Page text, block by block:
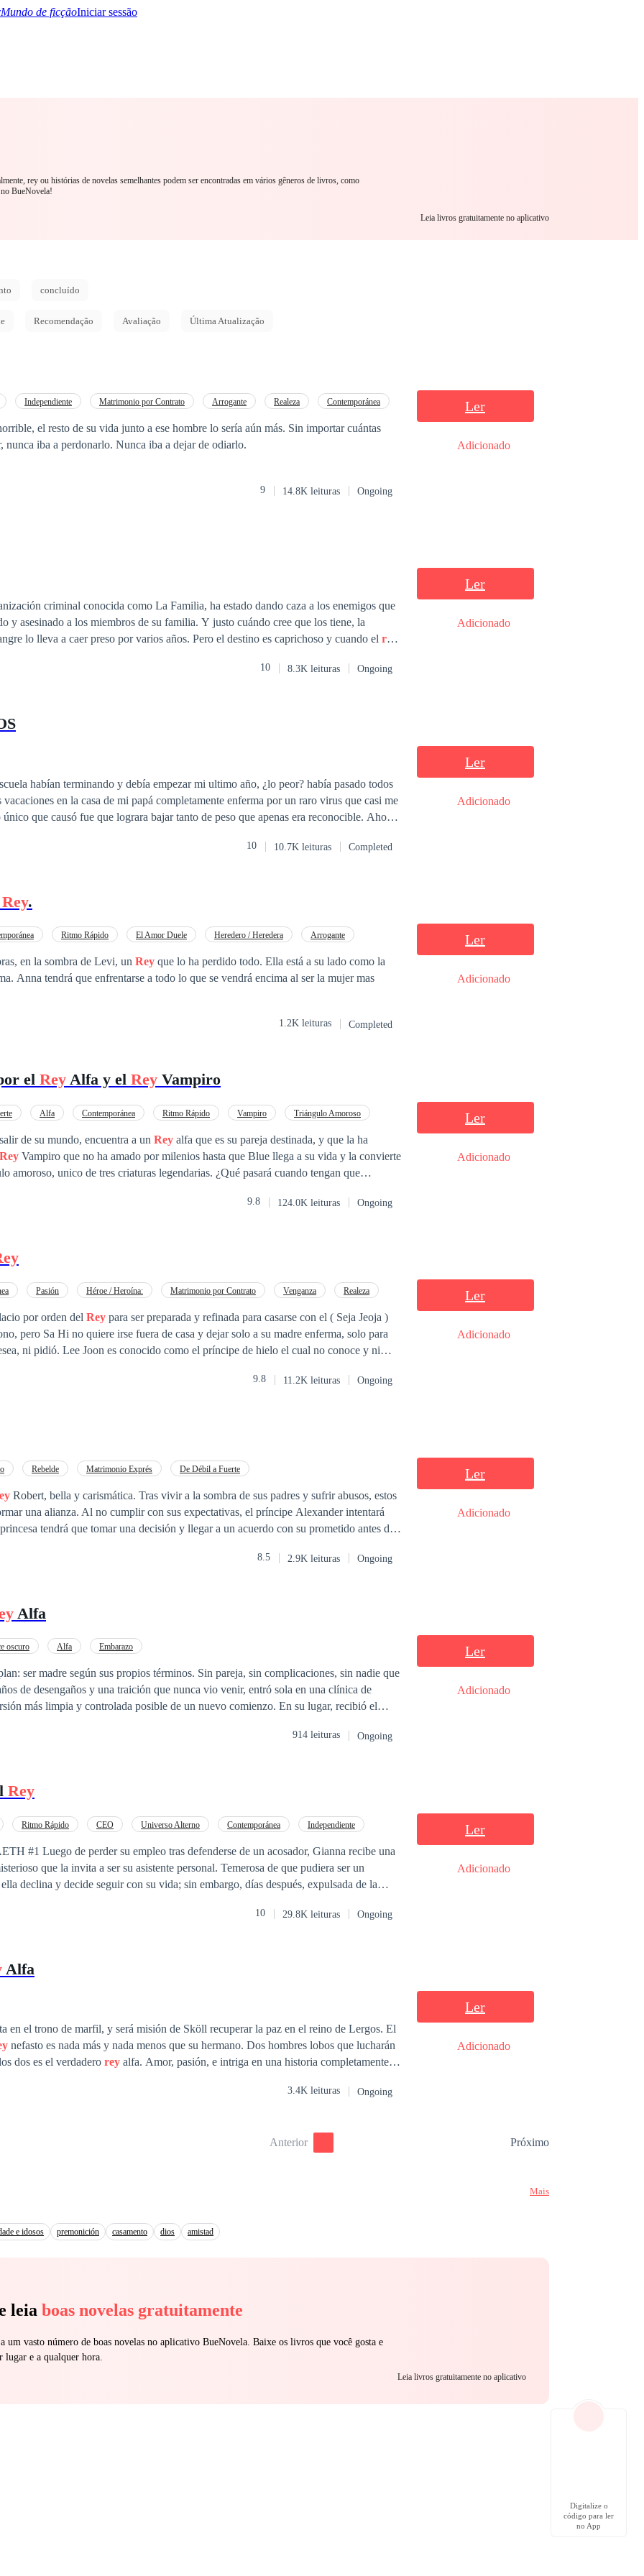
Mundo de ficçãoIniciar sessão
rey ou histórias de novelas semelhantes podem ser encontradas em vários gêneros de livros, como
BueNovela!
Leia livros gratuitamente no aplicativo
concluído
Recomendação Avaliação Última Atualização
Independiente Matrimonio por Contrato Arrogante Realeza
Contemporánea
el resto de su vida junto a ese hombre lo sería aún más. Sin importar cuántas
nunca iba a perdonarlo. Nunca iba a dejar de odiarlo.
9 14.8K leituras Ongoing
Ler
Adicionado
criminal conocida como La Familia, ha estado dando caza a los enemigos que
y asesinado a los miembros de su familia. Y justo cuándo cree que los tiene, la
traición de su propia sangre lo lleva a caer preso por varios años. Pero el destino es caprichoso y cuando el rey
ha amado. ¿Qué será mas fuerte al momento de elegir, el amor,
10 8.3K leituras Ongoing
Ler
Adicionado
habían terminando y debía empezar mi ultimo año, ¿lo peor? había pasado todos
en la casa de mi papá completamente enferma por un raro virus que casi me
que causó fue que lograra bajar tanto de peso que apenas era reconocible. Ahora
lo equivocada que estaba, porque pareció él y todo se volvió un caos.
10 10.7K leituras Completed
Ler
Adicionado
Rey.
Ritmo Rápido El Amor Duele Heredero / Heredera
Arrogante
en la sombra de Levi, un Rey que lo ha perdido todo. Ella está a su lado como la
mas
1.2K leituras Completed
Ler
Adicionado
el Rey Alfa y el Rey Vampiro
Alfa Contemporánea Ritmo Rápido Vampiro
Triángulo Amoroso
de su mundo, encuentra a un Rey alfa que es su pareja destinada, y que la ha
Rey Vampiro que no ha amado por milenios hasta que Blue llega a su vida y la convierte
amoroso, unico de tres criaturas legendarias. ¿Qué pasará cuando tengan que
9.8 124.0K leituras Ongoing
Ler
Adicionado
Pasión Héroe / Heroína: Matrimonio por Contrato Venganza
Realeza
por orden del Rey para ser preparada y refinada para casarse con el ( Seja Jeoja )
de casa y dejar solo a su madre enferma, solo para
de hielo el cual no conoce y ni
y así llevar a cabo su venganza contra el padre de la joven el ministro de la
9.8 11.2K leituras Ongoing
Ler
Adicionado
Rebelde Matrimonio Exprés De Débil a Fuerte
Robert, bella y carismática. Tras vivir a la sombra de sus padres y sufrir abusos, estos
una alianza. Al no cumplir con sus expectativas, el príncipe Alexander intentará
tendrá que tomar una decisión y llegar a un acuerdo con su prometido antes de
8.5 2.9K leituras Ongoing
Ler
Adicionado
Alfa
oscuro Alfa Embarazo
ser madre según sus propios términos. Sin pareja, sin complicaciones, sin nadie que
de desengaños y una traición que nunca vio venir, entró sola en una clínica de
limpia y controlada posible de un nuevo comienzo. En su lugar, recibió el
Dominic es el último hombre del mundo que Ella habría elegido. También es, al
Porque
detrás de todo ese dinero y ese control, hay un hombre que sigue sangrando por una
hombres lobo, acerca de los
nuestras vidas».
914 leituras Ongoing
Ler
Adicionado
Rey
Ritmo Rápido CEO Universo Alterno Contemporánea
Independiente
Gianna recibe una
la invita a ser su asistente personal. Temerosa de que pudiera ser un
declina y decide seguir con su vida; sin embargo, días después, expulsada de la
aceptar la oferta de trabajo de aquel misterioso hombre, que resultó ser elRey
de la
trucos y verdades que revolverán todo en su vida, y que la harán preguntarse de
10 29.8K leituras Ongoing
Ler
Adicionado
Alfa
en el trono de marfil, y será misión de Sköll recuperar la paz en el reino de Lergos. El
nefasto es nada más y nada menos que su hermano. Dos hombres lobos que lucharán
dos es el verdadero rey alfa. Amor, pasión, e intriga en una historia completamente
3.4K leituras Ongoing
Ler
Adicionado
Anterior Próximo
Mais
e idosos premonición casamento dios amistad
leia boas novelas gratuitamente
um vasto número de boas novelas no aplicativo BueNovela. Baixe os livros que você gosta e
lugar e a qualquer hora.
Leia livros gratuitamente no aplicativo
Digitalize o
código para ler
no App